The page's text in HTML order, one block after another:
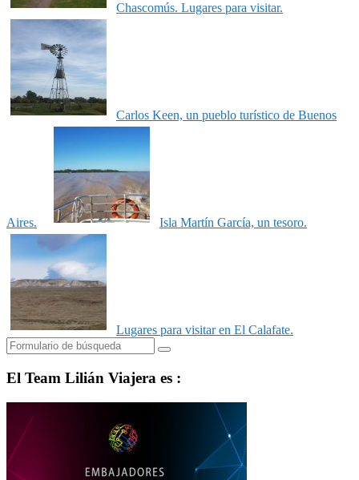
Chascomús. Lugares para visitar.
Carlos Keen, un pueblo turístico de Buenos
Aires. Isla Martín García, un tesoro.
Lugares para visitar en El Calafate.
Buscar
El Team Lilián Viajera es :